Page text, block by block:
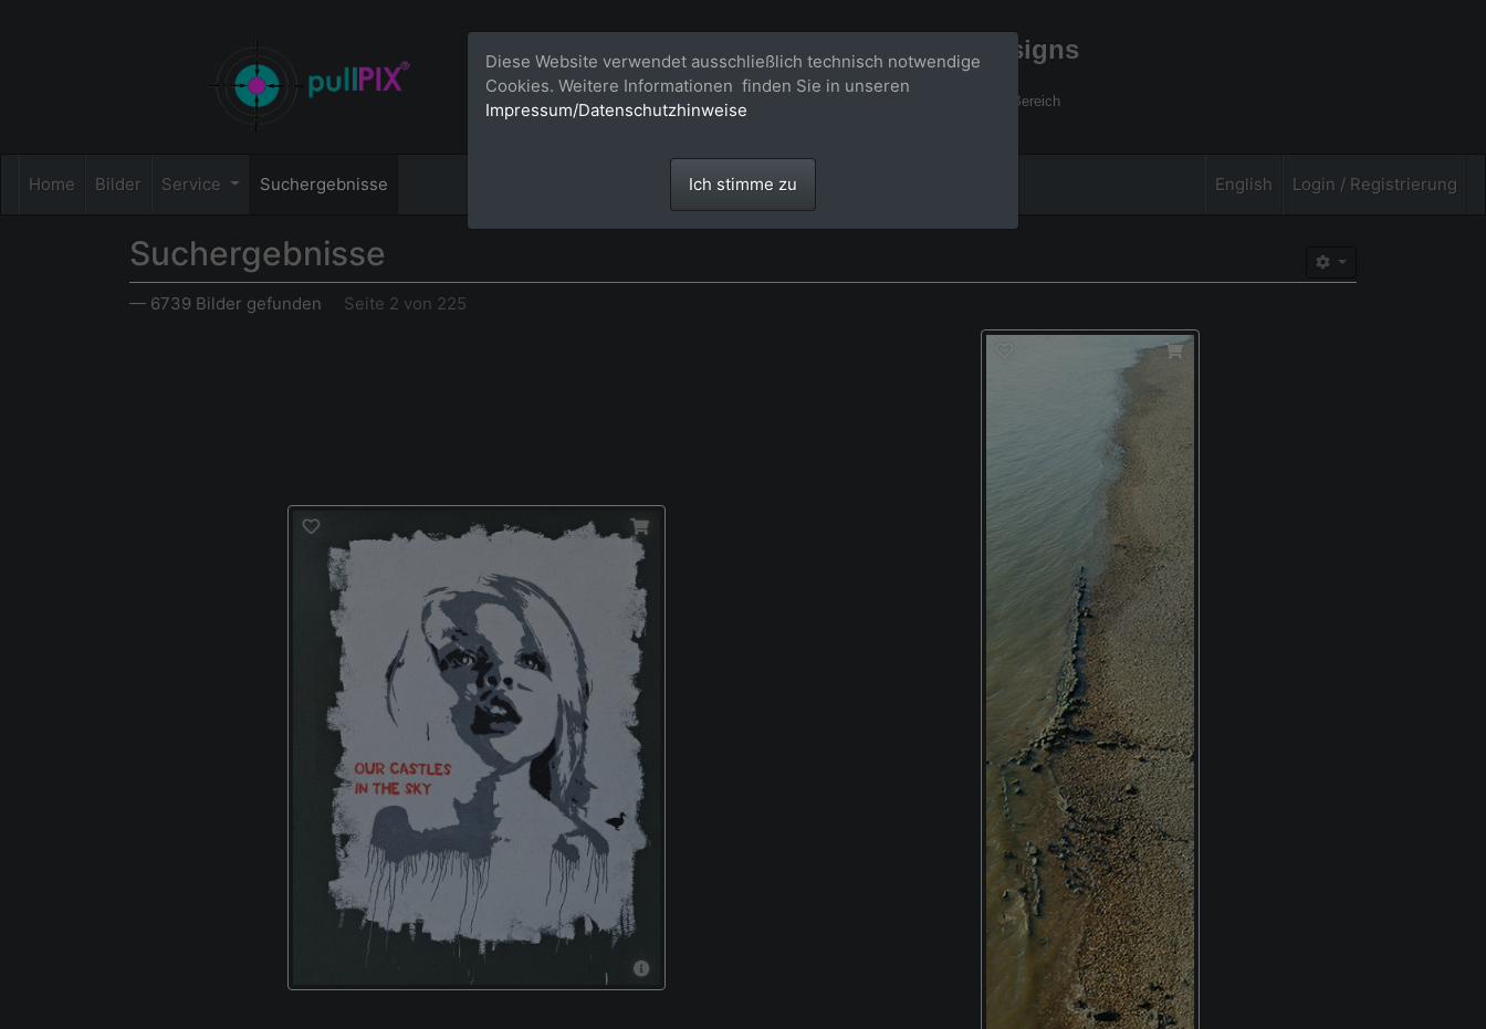
Bildagentur für großformatige Raumdesigns
Großformatige Bilder - über 100 Meter große 'largeformat' Fotos im Gigapixel Bereich
Home Bilder Service Suchergebnisse English Login / Registrierung
Suchergebnisse
— 6739 Bilder gefunden Seite 2 von 225
Diese Website verwendet ausschließlich technisch notwendige
Cookies. Weitere Informationen finden Sie in unseren
Impressum/Datenschutzhinweise
Ich stimme zu